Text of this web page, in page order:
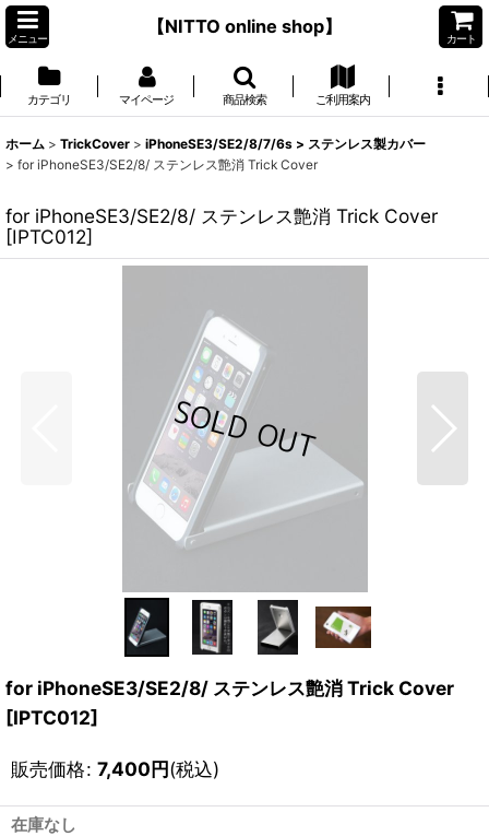
メニュー
【NITTO online shop】
カート
カテゴリ マイページ 商品検索 ご利用案内
ホーム > TrickCover > iPhoneSE3/SE2/8/7/6s > ステンレス製カバー
> for iPhoneSE3/SE2/8/ ステンレス艶消 Trick Cover
for iPhoneSE3/SE2/8/ ステンレス艶消 Trick Cover
[IPTC012]
for iPhoneSE3/SE2/8/ ステンレス艶消 Trick Cover
[IPTC012]
販売価格: 7,400円(税込)
在庫なし